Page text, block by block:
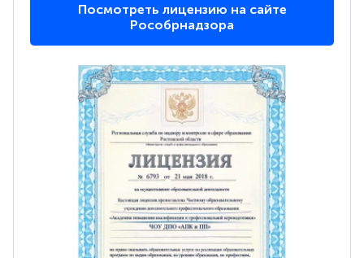
Посмотреть лицензию на сайте
Рособрнадзора